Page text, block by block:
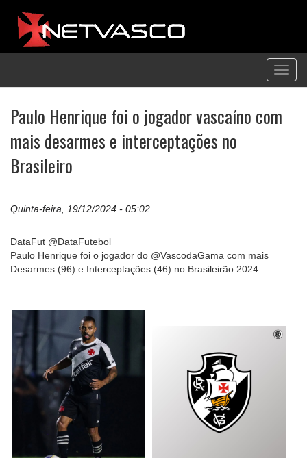
Paulo Henrique foi o jogador vascaíno com
mais desarmes e interceptações no
Brasileiro
Quinta-feira, 19/12/2024 - 05:02
DataFut @DataFutebol
Paulo Henrique foi o jogador do @VascodaGama com mais
Desarmes (96) e Interceptações (46) no Brasileirão 2024.